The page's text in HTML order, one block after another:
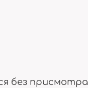
присмотра